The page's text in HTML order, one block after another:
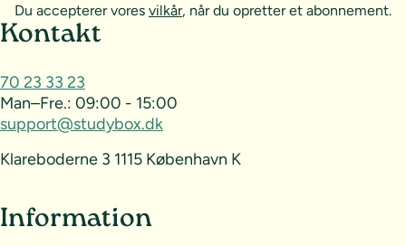
Du accepterer vores vilkår, når du opretter et abonnement.
Sideoversigt og kontakt
Kontakt
70 23 33 23
Man–Fre.: 09:00 - 15:00
support@studybox.dk
Klareboderne 3 1115 København K
Information